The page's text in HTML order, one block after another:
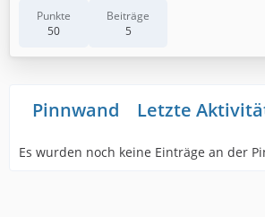
Punkte
50
Beiträge
5
Pinnwand Letzte
Es wurden noch keine Einträge an der